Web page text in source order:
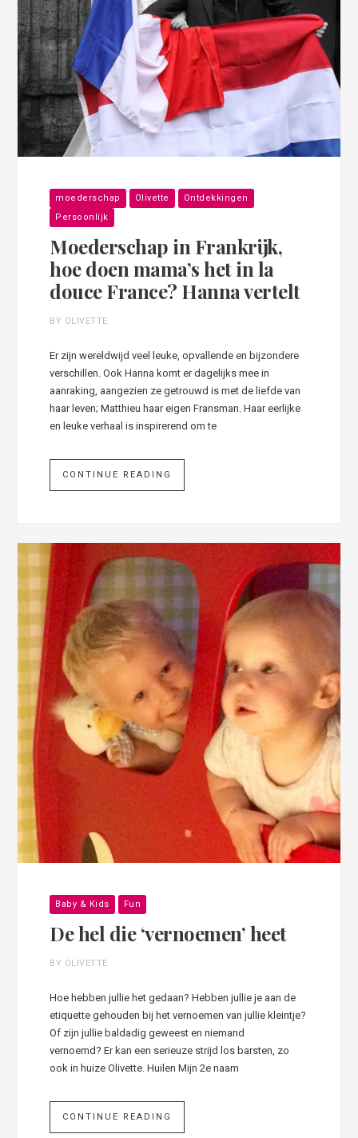
moederschap Olivette
Ontdekkingen
Persoonlijk
Moederschap in Frankrijk,
hoe doen mama’s het in la
douce France? Hanna vertelt
BY OLIVETTE
Er zijn wereldwijd veel leuke, opvallende en bijzondere
verschillen. Ook Hanna komt er dagelijks mee in
aanraking, aangezien ze getrouwd is met de liefde van
haar leven; Matthieu haar eigen Fransman. Haar eerlijke
en leuke verhaal is inspirerend om te
CONTINUE READING
Baby & Kids Fun
De hel die ‘vernoemen’ heet
BY OLIVETTE
Hoe hebben jullie het gedaan? Hebben jullie je aan de
etiquette gehouden bij het vernoemen van jullie kleintje?
Of zijn jullie baldadig geweest en niemand
vernoemd? Er kan een serieuze strijd los barsten, zo
ook in huize Olivette. Huilen Mijn 2e naam
CONTINUE READING